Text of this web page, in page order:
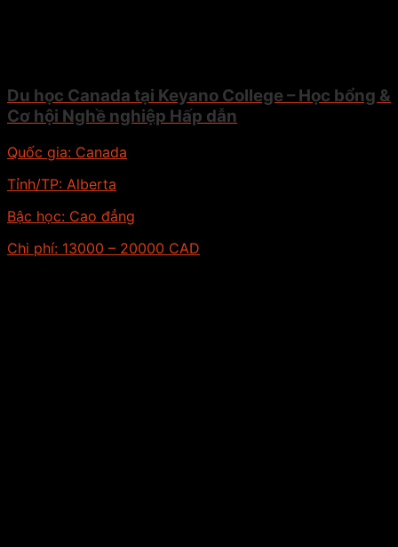
Du học Canada tại Keyano College – Học bổng &
Cơ hội Nghề nghiệp Hấp dẫn
Quốc gia: Canada
Tỉnh/TP: Alberta
Bậc học: Cao đẳng
Chi phí: 13000 – 20000 CAD